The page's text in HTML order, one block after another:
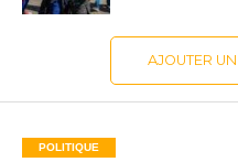
AJOUTER
POLITIQUE